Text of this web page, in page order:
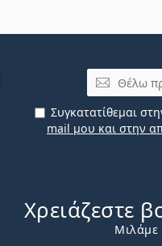
Email
Συγκατατίθεμαι
mail μου και στην
Χρειάζεστε
Μιλάμε